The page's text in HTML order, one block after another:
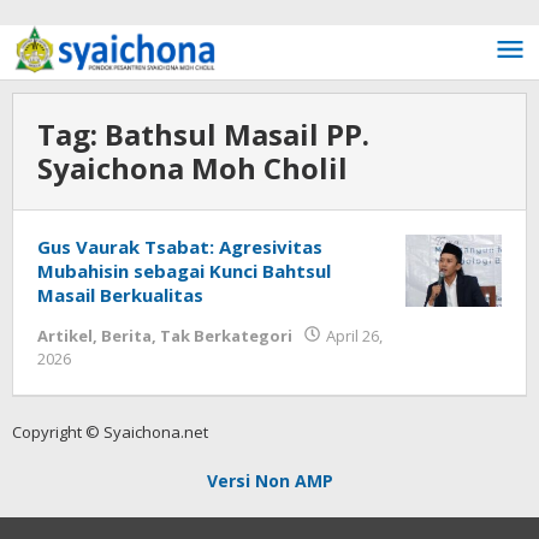
Tag: Bathsul Masail PP.
Syaichona Moh Cholil
Gus Vaurak Tsabat: Agresivitas
Mubahisin sebagai Kunci Bahtsul
Masail Berkualitas
Artikel, Berita, Tak Berkategori
April 26,
2026
Copyright © Syaichona.net
Versi Non AMP